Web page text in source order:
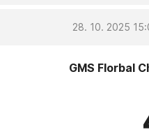
28. 10. 2025
GMS Florbal